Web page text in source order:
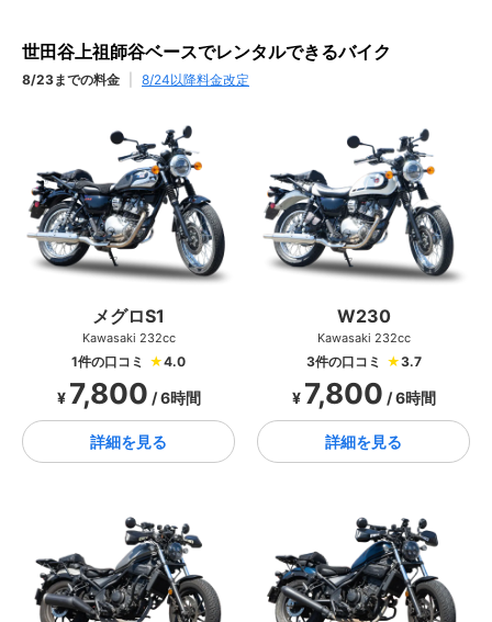
世田谷上祖師谷ベースでレンタルできるバイク
8/23までの料金 8/24以降料金改定
メグロS1
Kawasaki 232cc
1件の口コミ ★4.0
¥ 7,800 / 6時間
詳細を見る
W230
Kawasaki 232cc
3件の口コミ ★3.7
¥ 7,800 / 6時間
詳細を見る